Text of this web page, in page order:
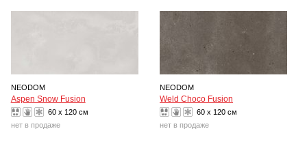
NEODOM
Aspen Snow Fusion
60 x 120 см
нет в продаже
NEODOM
Weld Choco Fusion
60 x 120 см
нет в продаже